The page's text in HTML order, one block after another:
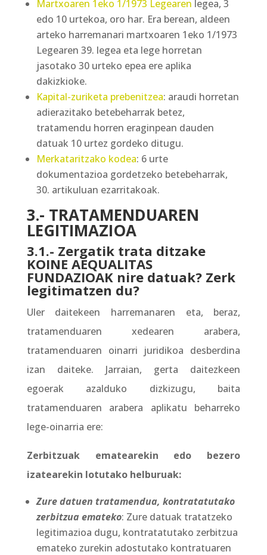
Martxoaren 1eko 1/1973 Legearen legea, 3
edo 10 urtekoa, oro har. Era berean, aldeen
arteko harremanari martxoaren 1eko 1/1973
Legearen 39. legea eta lege horretan
jasotako 30 urteko epea ere aplika
dakizkioke.
Kapital-zuriketa prebenitzea: araudi horretan
adierazitako betebeharrak betez,
tratamendu horren eraginpean dauden
datuak 10 urtez gordeko ditugu.
Merkataritzako kodea: 6 urte
dokumentazioa gordetzeko betebeharrak,
30. artikuluan ezarritakoak.
3.- TRATAMENDUAREN
LEGITIMAZIOA
3.1.- Zergatik trata ditzake
KOINE AEQUALITAS
FUNDAZIOAK nire datuak? Zerk
legitimatzen du?
Uler daitekeen harremanaren eta, beraz,
tratamenduaren xedearen arabera,
tratamenduaren oinarri juridikoa desberdina
izan daiteke. Jarraian, gerta daitezkeen
egoerak azalduko dizkizugu, baita
tratamenduaren arabera aplikatu beharreko
lege-oinarria ere:
Zerbitzuak ematearekin edo bezero
izatearekin lotutako helburuak:
Zure datuen tratamendua, kontratatutako
zerbitzua emateko: Zure datuak tratatzeko
legitimazioa dugu, kontratatutako zerbitzua
emateko zurekin adostutako kontratuaren